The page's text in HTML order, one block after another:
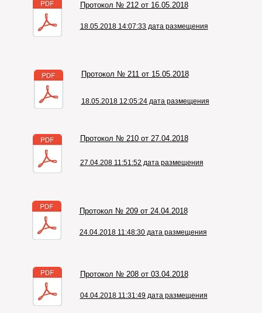
Протокол № 212 от 16.05.2018
18.05.2018 14:07:33 дата размещения
Протокол № 211 от 15.05.2018
18.05.2018 12:05:24 дата размещения
Протокол № 210 от 27.04.2018
27.04.208 11:51:52 дата размещения
Протокол № 209 от 24.04.2018
24.04.2018 11:48:30 дата размещения
Протокол № 208 от 03.04.2018
04.04.2018 11:31:49 дата размещения